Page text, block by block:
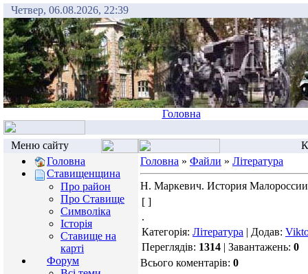
Четвер, 06.08.2026, 22:39
Головна
Меню сайту
Головна
Ставищенщина
Про район
Про Ставище
Символіка
Історія
Ставище на
карті
Форум
Головна » Файли » Література
Н. Маркевич. История
[ ]
.
Категорія: Література | Додав:
Переглядів: 1314 | Завантажень: 0
Всього коментарів: 0